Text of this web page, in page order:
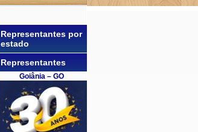
Representantes por
estado
Representantes
Goiânia – GO